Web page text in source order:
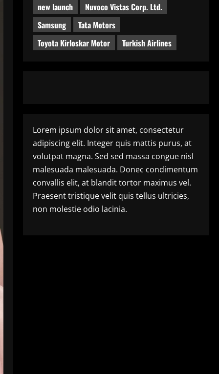
new launch
Nuvoco Vistas Corp. Ltd.
Samsung
Tata Motors
Toyota Kirloskar Motor
Turkish Airlines
Lorem ipsum dolor sit amet, consectetur
adipiscing elit. Integer quis mattis purus, at
volutpat magna. Sed sed massa congue nisl
malesuada malesuada. Donec condimentum
convallis elit, at blandit tortor maximus vel.
Praesent tristique velit quis tellus ultricies,
non molestie odio lacinia.